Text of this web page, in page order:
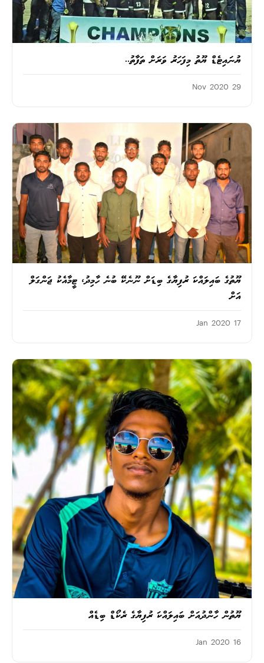
ޔުނައިޓެޑް ޔޫތު މިފަހަރު ވަރަށް ތަފާތު..
29 Nov 2020
ޔޫތުގެ ބައިލައްކަ ރުފިޔާގެ ބިޑަށް ނޫނެކޭ ބުނެ ހާމިދު، ޓީމާއެކު ޖަންގަލް
އަށް
17 Jan 2020
ޔޫތުން ހާންދުއަށް ބައިލައްކަ ރުފިޔާގެ ރެކޯޑް ބިޑެއް
16 Jan 2020